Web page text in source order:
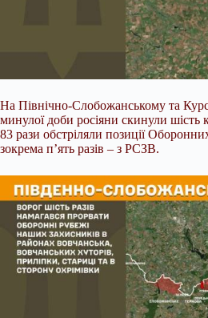
На Північно-Слобожанському та
минулої доби росіяни скинули шість
83 рази обстріляли позиції
зокрема п’ять разів – з РСЗВ.